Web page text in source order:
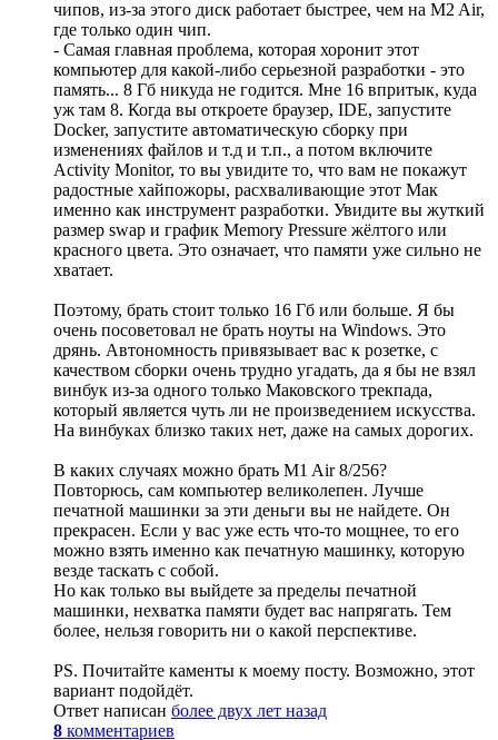
чипов, из-за этого диск работает быстрее, чем на M2 Air,
где только один чип.
- Самая главная проблема, которая хоронит этот
компьютер для какой-либо серьезной разработки - это
память... 8 Гб никуда не годится. Мне 16 впритык, куда
уж там 8. Когда вы откроете браузер, IDE, запустите
Docker, запустите автоматическую сборку при
изменениях файлов и т.д и т.п., а потом включите
Activity Monitor, то вы увидите то, что вам не покажут
радостные хайпожоры, расхваливающие этот Мак
именно как инструмент разработки. Увидите вы жуткий
размер swap и график Memory Pressure жёлтого или
красного цвета. Это означает, что памяти уже сильно не
хватает.
Поэтому, брать стоит только 16 Гб или больше. Я бы
очень посоветовал не брать ноуты на Windows. Это
дрянь. Автономность привязывает вас к розетке, с
качеством сборки очень трудно угадать, да я бы не взял
винбук из-за одного только Маковского трекпада,
который является чуть ли не произведением искусства.
На винбуках близко таких нет, даже на самых дорогих.
В каких случаях можно брать M1 Air 8/256?
Повторюсь, сам компьютер великолепен. Лучше
печатной машинки за эти деньги вы не найдете. Он
прекрасен. Если у вас уже есть что-то мощнее, то его
можно взять именно как печатную машинку, которую
везде таскать с собой.
Но как только вы выйдете за пределы печатной
машинки, нехватка памяти будет вас напрягать. Тем
более, нельзя говорить ни о какой перспективе.
PS. Почитайте каменты к моему посту. Возможно, этот
вариант подойдёт.
Ответ написан более двух лет назад
8 комментариев